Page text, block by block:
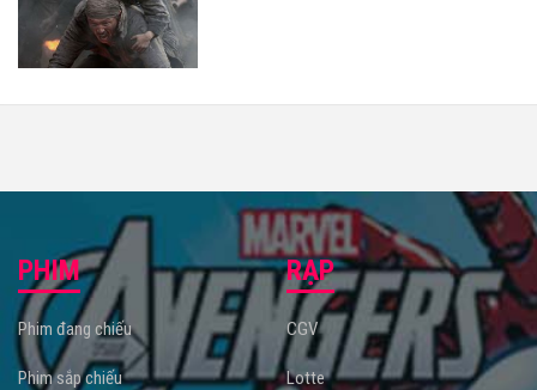
PHIM
Phim đang chiếu
Phim sắp chiếu
RẠP
CGV
Lotte